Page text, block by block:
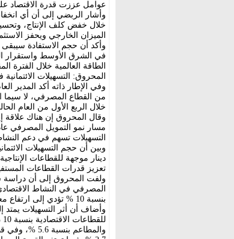
عوامل عززت قدرة الاقتصاد
وأشار الربضي إلى أن أي
خلال خفض كلف الإنتاج،
الميزان الخارجي ويحفز
وأكد أن حجم الاستفادة
في الشرق الأوسط واستقرار
الطاقة العالمية خلال الفترة
المحروق: التسهيلات
وفي الإطار ذاته أكد المدير
من القطاع المصرفي، لا سيما
خلال الربع الأول من العام
وقال المحروق إن هناك علاقة
مسار نمو التمويل المصرفي
التسهيلات تسهم في دعم النشاط
دينار موجهة للقطاعات
تعزيز قدرات القطاعات
المصرفي في النشاط
بنسبة 10 % تؤدي إلى ارتفاع معدل النمو الاقتصادي بنحو 2.7 %.
وأضاف أن أثر التسهيلات يمتد